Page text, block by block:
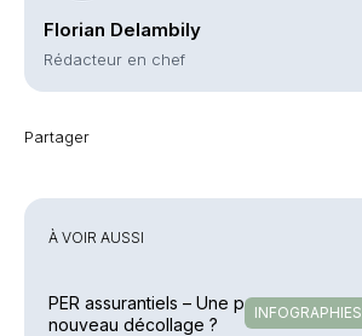
Florian Delambily
Rédacteur en chef
Partager
À VOIR AUSSI
INFOGRAPHIES
PER assurantiels – Une pause avant un
nouveau décollage ?